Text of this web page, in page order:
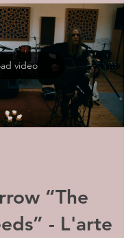
video
“The
- L'arte